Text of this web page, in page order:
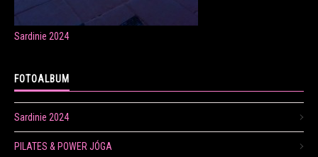
Sardinie 2024
FOTOALBUM
Sardinie 2024
PILATES & POWER JÓGA